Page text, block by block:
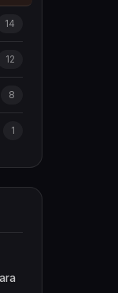
14
12
8
1